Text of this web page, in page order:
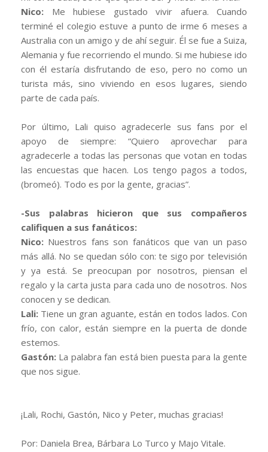
Nico: Me hubiese gustado vivir afuera. Cuando
terminé el colegio estuve a punto de irme 6 meses a
Australia con un amigo y de ahí seguir. Él se fue a Suiza,
Alemania y fue recorriendo el mundo. Si me hubiese ido
con él estaría disfrutando de eso, pero no como un
turista más, sino viviendo en esos lugares, siendo
parte de cada país.
Por último, Lali quiso agradecerle sus fans por el
apoyo de siempre: “Quiero aprovechar para
agradecerle a todas las personas que votan en todas
las encuestas que hacen. Los tengo pagos a todos,
(bromeó). Todo es por la gente, gracias”.
-Sus palabras hicieron que sus compañeros
califiquen a sus fanáticos:
Nico: Nuestros fans son fanáticos que van un paso
más allá. No se quedan sólo con: te sigo por televisión
y ya está. Se preocupan por nosotros, piensan el
regalo y la carta justa para cada uno de nosotros. Nos
conocen y se dedican.
Lali: Tiene un gran aguante, están en todos lados. Con
frío, con calor, están siempre en la puerta de donde
estemos.
Gastón: La palabra fan está bien puesta para la gente
que nos sigue.
¡Lali, Rochi, Gastón, Nico y Peter, muchas gracias!
Por: Daniela Brea, Bárbara Lo Turco y Majo Vitale.